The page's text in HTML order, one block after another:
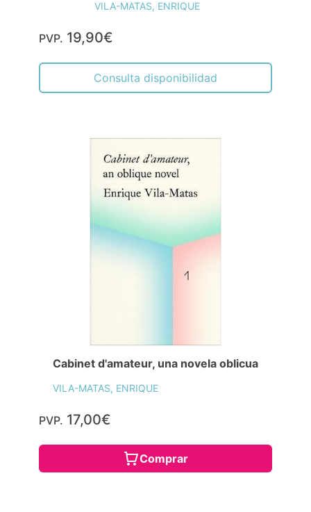
VILA-MATAS, ENRIQUE
PVP. 19,90€
Consulta disponibilidad
Cabinet d'amateur, una novela oblicua
VILA-MATAS, ENRIQUE
PVP. 17,00€
Comprar